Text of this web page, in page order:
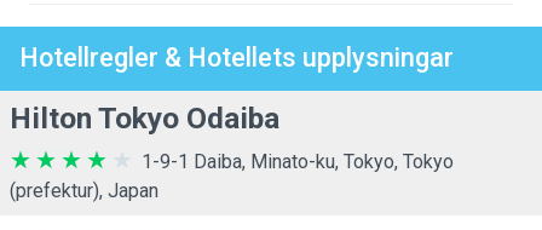
Hotellregler & Hotellets upplysningar
Hilton Tokyo Odaiba
1-9-1 Daiba, Minato-ku, Tokyo, Tokyo
(prefektur), Japan